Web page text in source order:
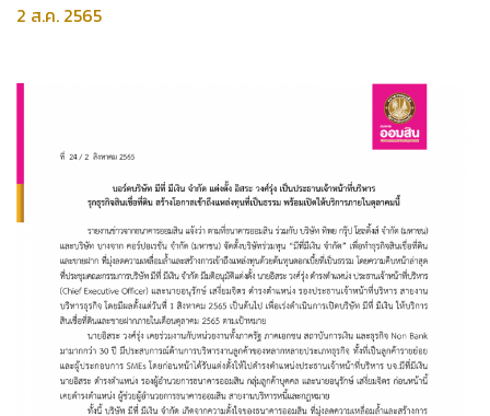
2 ส.ค. 2565